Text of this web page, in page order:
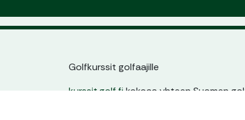
Golfkurssit golfaajille
kurssit.golf.fikokoaa yhteen Suomen